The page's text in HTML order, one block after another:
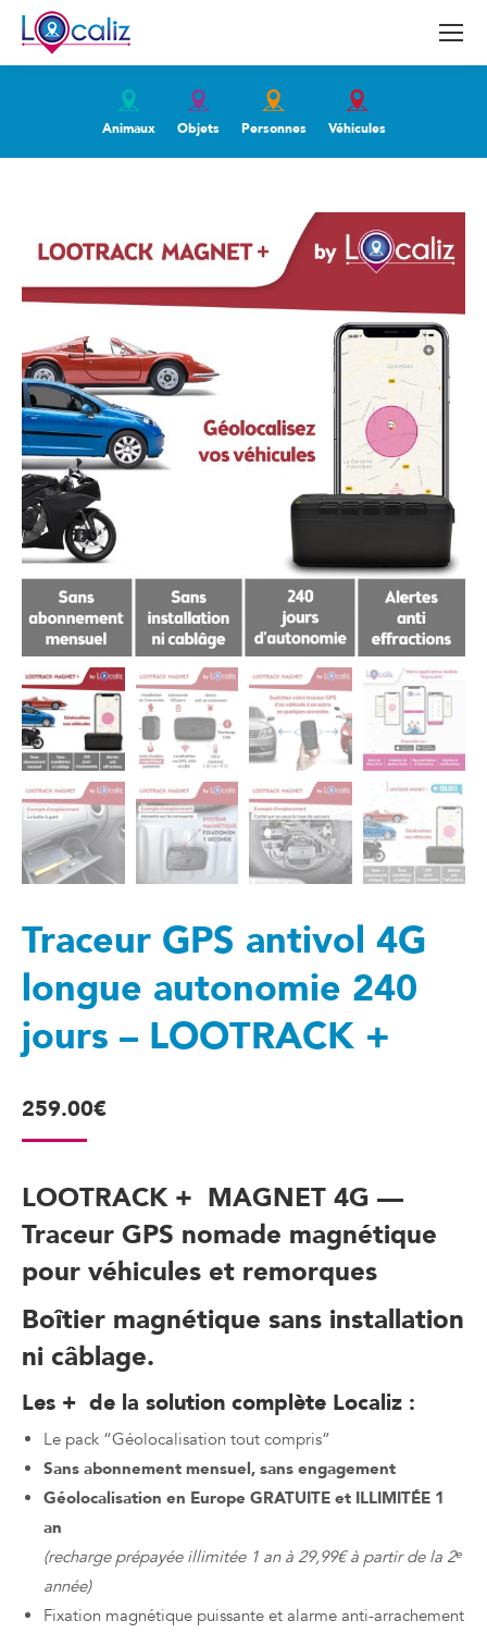
Animaux Objets Personnes Véhicules
Traceur GPS antivol 4G
longue autonomie 240
jours – LOOTRACK +
259.00€
LOOTRACK + MAGNET 4G —
Traceur GPS nomade magnétique
pour véhicules et remorques
Boîtier magnétique sans installation
ni câblage.
Les + de la solution complète Localiz :
Le pack “Géolocalisation tout compris”
Sans abonnement mensuel, sans engagement
Géolocalisation en Europe GRATUITE et ILLIMITÉE 1
an
(recharge prépayée illimitée 1 an à 29,99€ à partir de la 2ᵉ
année)
Fixation magnétique puissante et alarme anti-arrachement